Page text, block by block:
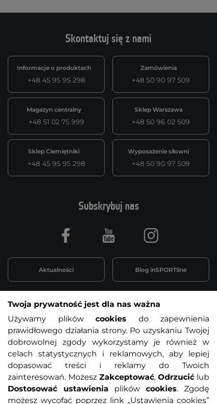
Skontaktuj się z nami
Informacje o produktach
+48 45 95 95 298
Zamówienia
+48 50 90 97 509
Magazyn centralny
+48 51 02 75 999
Sklep Warszawa
+48 50 96 02 509
Sklep Ciemiętniki
+48 45 95 95 298
Wyposażenie siłowni
+48 50 90 97 509
Informacje o zakupach
O nas Regulamin sklepu
Polityka prywatności Koszty przesyłek
Metody płatności Program lojalnościowy
Subskrybuj nas
Aktualności Blog inSPORTline
Facebook Youtube Instagram
Twoja prywatność jest dla nas ważna
Używamy plików cookies do zapewnienia
prawidłowego działania strony. Po uzyskaniu Twojej
dobrowolnej zgody wykorzystamy je również w
celach statystycznych i reklamowych, aby lepiej
dopasować treści i reklamy do Twoich
zainteresowań. Możesz Zakceptować, Odrzucić lub
Dostosować ustawienia plików cookies. Zgodę
możesz wycofać poprzez link „Ustawienia cookies”